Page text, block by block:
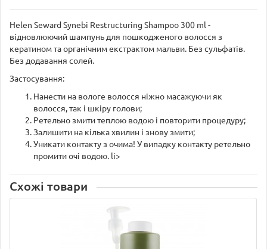
Helen Seward Synebi Restructuring Shampoo 300 ml -
відновлюючий шампунь для пошкодженого волосся з
кератином та органічним екстрактом мальви. Без сульфатів.
Без додавання солей.
Застосування:
Нанести на вологе волосся ніжно масажуючи як
волосся, так і шкіру голови;
Ретельно змити теплою водою і повторити процедуру;
Залишити на кілька хвилин і знову змити;
Уникати контакту з очима! У випадку контакту ретельно
промити очі водою. li>
Схожі товари